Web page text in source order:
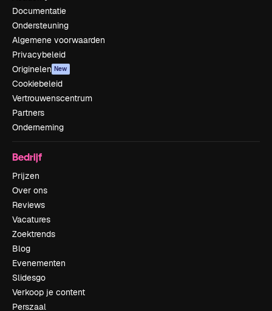
Documentatie
Ondersteuning
Algemene voorwaarden
Privacybeleid
Originelen New
Cookiebeleid
Vertrouwenscentrum
Partners
Onderneming
Bedrijf
Prijzen
Over ons
Reviews
Vacatures
Zoektrends
Blog
Evenementen
Slidesgo
Verkoop je content
Perszaal